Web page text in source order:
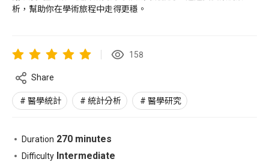
析，幫助你在學術旅程中走得更穩。
158
Share
醫學統計 統計分析 醫學研究
Duration 270 minutes
Difficulty Intermediate